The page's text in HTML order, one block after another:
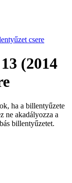
csere
(2014
ha a billentyűzete
ne akadályozza a
billentyűzetet.